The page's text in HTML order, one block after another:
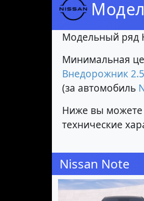
Модельный ряд
Минимальная
Внедорожник
(за автомобиль
Ниже вы можете
технические
Nissan Note